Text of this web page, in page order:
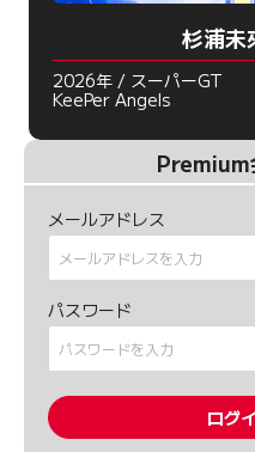
杉浦未
2026年 / スーパーGT
KeePer Angels
Premium
メールアドレス
パスワード
ログ